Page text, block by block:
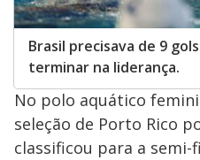
Brasil precisava de 9
terminar na liderança.
No polo aquático
seleção de Porto Rico
classificou para a semi-